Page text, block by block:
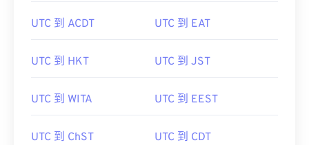
UTC 到 ACDT UTC 到 EAT
UTC 到 HKT UTC 到 JST
UTC 到 WITA UTC 到 EEST
UTC 到 ChST UTC 到 CDT